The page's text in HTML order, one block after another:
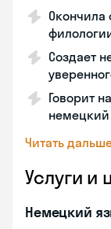
Окончила
Создает
Говорит
немецкий
Читать
Услуги и
Немецкий